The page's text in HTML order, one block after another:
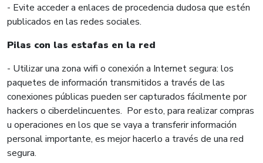
- Evite acceder a enlaces de procedencia dudosa que estén
publicados en las redes sociales.
Pilas con las estafas en la red
- Utilizar una zona wifi o conexión a Internet segura: los
paquetes de información transmitidos a través de las
conexiones públicas pueden ser capturados fácilmente por
hackers o ciberdelincuentes. Por esto, para realizar compras
u operaciones en los que se vaya a transferir información
personal importante, es mejor hacerlo a través de una red
segura.